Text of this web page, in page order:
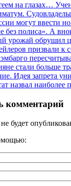
на глазах…
могут ввести
без полиса». А
урожай обрушил
призвали к
стали больше
Идея запрета
назвал
комментарий
будет